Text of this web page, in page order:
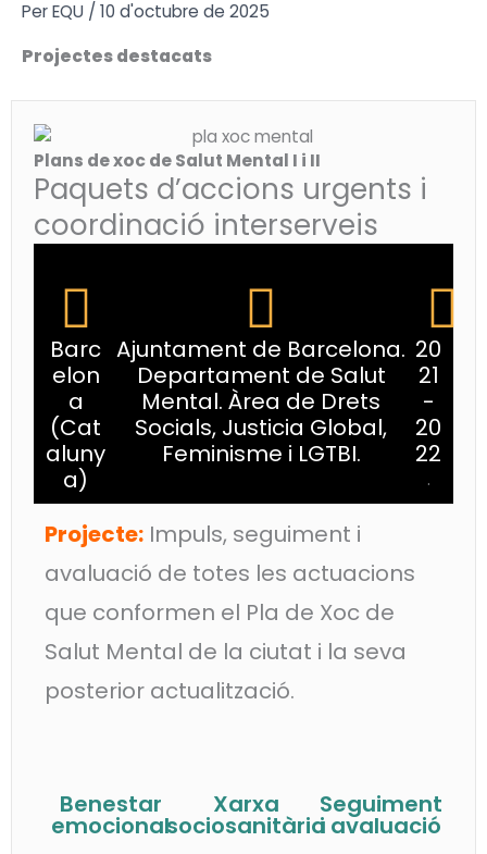
Vés
contingut
PerEQU / 10 d'octubre de 2025
Projectes destacats
Plans de xoc de Salut Mental I i II
Paquets d’accions urgents i
coordinació interserveis
Barc
elon
a
(Cat
aluny
a)
Ajuntament de Barcelona.
Departament de Salut
Mental. Àrea de Drets
Socials, Justicia Global,
Feminisme i LGTBI.
20
21
-
20
22
.
Projecte: Impuls, seguiment i
avaluació de totes les actuacions
que conformen el Pla de Xoc de
Salut Mental de la ciutat i la seva
posterior actualització.
Benestar
emocional
Xarxa
sociosanitària
Seguiment
i avaluació